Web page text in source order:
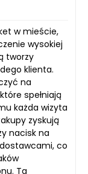
w mieście,
wysokiej
tworzy
klienta.
na
spełniają
każda wizyta
zyskują
nacisk na
co
Ta